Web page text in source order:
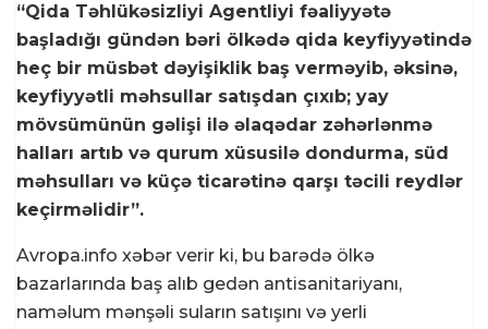
“Qida Təhlükəsizliyi Agentliyi fəaliyyətə
başladığı gündən bəri ölkədə qida keyfiyyətində
heç bir müsbət dəyişiklik baş verməyib, əksinə,
keyfiyyətli məhsullar satışdan çıxıb; yay
mövsümünün gəlişi ilə əlaqədar zəhərlənmə
halları artıb və qurum xüsusilə dondurma, süd
məhsulları və küçə ticarətinə qarşı təcili reydlər
keçirməlidir”.
Avropa.info xəbər verir ki, bu barədə ölkə
bazarlarında baş alıb gedən antisanitariyanı,
naməlum mənşəli suların satışını və yerli